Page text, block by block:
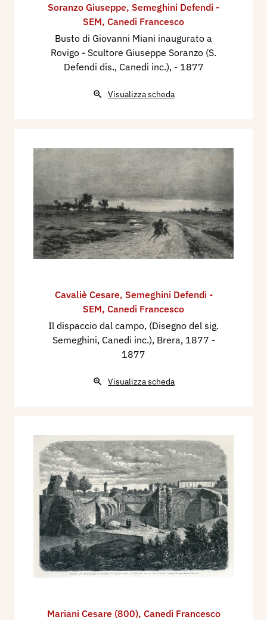
Soranzo Giuseppe, Semeghini Defendi -
SEM, Canedi Francesco
Busto di Giovanni Miani inaugurato a
Rovigo - Scultore Giuseppe Soranzo (S.
Defendi dis., Canedi inc.), - 1877
Visualizza scheda
Cavaliè Cesare, Semeghini Defendi -
SEM, Canedi Francesco
Il dispaccio dal campo, (Disegno del sig.
Semeghini, Canedi inc.), Brera, 1877 -
1877
Visualizza scheda
Mariani Cesare (800), Canedi Francesco